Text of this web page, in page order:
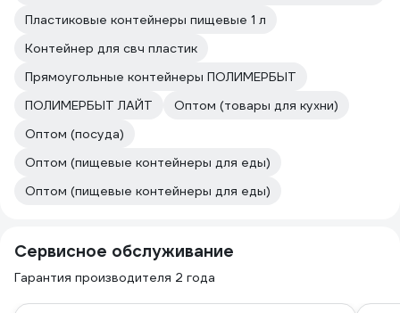
Пластиковые контейнеры пищевые 1 л
Контейнер для свч пластик
Прямоугольные контейнеры ПОЛИМЕРБЫТ
ПОЛИМЕРБЫТ ЛАЙТ
Оптом (товары для кухни)
Оптом (посуда)
Оптом (пищевые контейнеры для еды)
Оптом (пищевые контейнеры для еды)
Сервисное обслуживание
Гарантия производителя 2 года